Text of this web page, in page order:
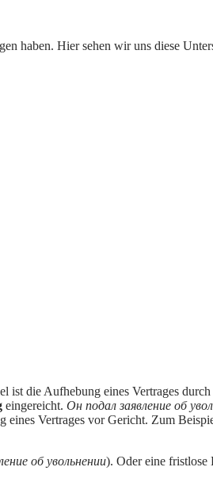
haben. Hier sehen wir uns diese
ist die Aufhebung eines Vertrages durch
eingereicht. Он подал заявление об
Vertrages vor Gericht. Zum
об увольнении). Oder eine